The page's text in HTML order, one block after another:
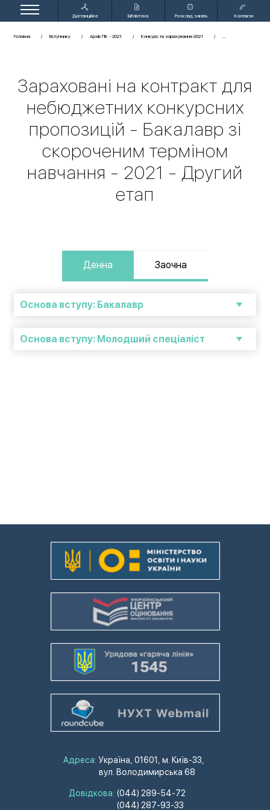
Дистанційне
Бібліотека Розклад занять Контакти
Головна Вступнику Архів ПК - 2021 Конкурс та зарахування-2021
Зараховані на контракт для
небюджетних конкурсних
пропозицій - Бакалавр зі
скороченим терміном
навчання - 2021 - Другий
етап
Денна Заочна
Основа вступу: Бакалавр
Основа вступу: Молодший спеціаліст
Адреса: Україна, 01601, м. Київ-33,
вул. Володимирська 68
Довідкова: (044) 289-54-72
(044) 287-93-33